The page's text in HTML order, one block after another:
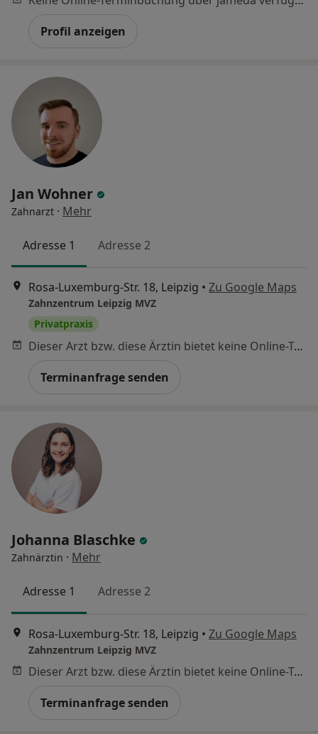
Profil anzeigen
Jan Wohner
Zahnarzt · Mehr
Adresse 1 Adresse 2
Rosa-Luxemburg-Str. 18, Leipzig • Zu Google Maps
Zahnzentrum Leipzig MVZ
Privatpraxis
Dieser Arzt bzw. diese Ärztin bietet keine Online-Terminbuchung an diesem Standort an.
Terminanfrage senden
Johanna Blaschke
Zahnärztin · Mehr
Adresse 1 Adresse 2
Rosa-Luxemburg-Str. 18, Leipzig • Zu Google Maps
Zahnzentrum Leipzig MVZ
Dieser Arzt bzw. diese Ärztin bietet keine Online-Terminbuchung an diesem Standort an.
Terminanfrage senden